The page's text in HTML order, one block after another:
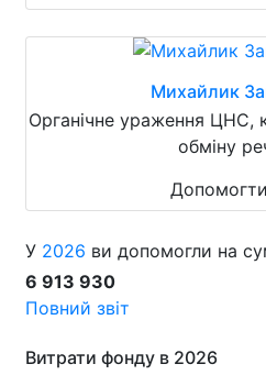
Михайлик
Органічне ураження ЦНС,
обміну
У 2026 ви допомогли на
6 913 930
Повний звіт
Витрати фонду в 2026